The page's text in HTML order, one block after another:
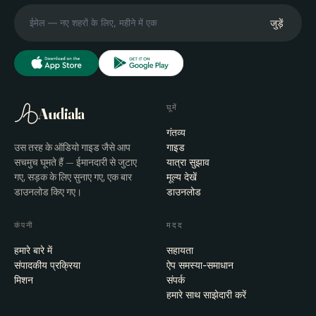
जुड़ें
Audiala
उस तरह के ऑडियो गाइड जैसे आप
सचमुच घूमते हैं — ईमानदारी से जुटाए
गए, सड़क के लिए सुनाए गए, एक बार
डाउनलोड किए गए।
घूमें
गंतव्य
गाइड
यात्रा सुझाव
मूल्य देखें
डाउनलोड
कंपनी
हमारे बारे में
संपादकीय प्रक्रिया
मिशन
मदद
सहायता
ऐप समस्या-समाधान
संपर्क
हमारे साथ साझेदारी करें